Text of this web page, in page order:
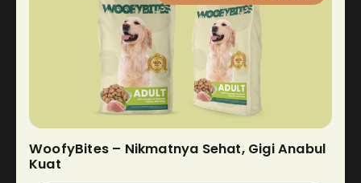
WoofyBites – Nikmatnya Sehat, Gigi Anabul
Kuat